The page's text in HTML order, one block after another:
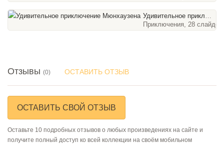
Удивительное приключение Мюнхаузена
Приключения, 28 слайдов
Отзывы (0) ОСТАВИТЬ ОТЗЫВ
ОСТАВИТЬ СВОЙ ОТЗЫВ
Оставьте 10 подробных отзывов о любых произведениях на сайте и
получите полный доступ ко всей коллекции на своём мобильном